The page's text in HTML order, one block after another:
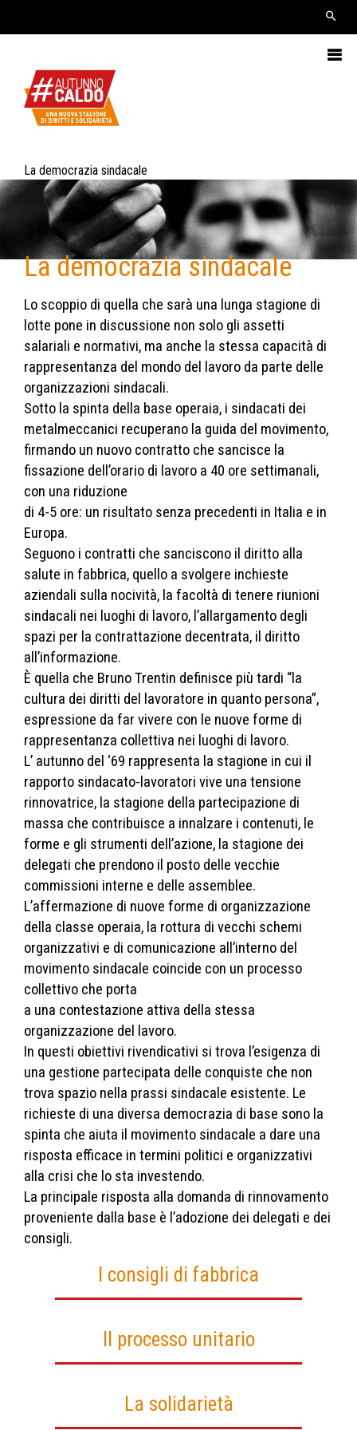
La democrazia sindacale
La democrazia sindacale
Lo scoppio di quella che sarà una lunga stagione di
lotte pone in discussione non solo gli assetti
salariali e normativi, ma anche la stessa capacità di
rappresentanza del mondo del lavoro da parte delle
organizzazioni sindacali.
Sotto la spinta della base operaia, i sindacati dei
metalmeccanici recuperano la guida del movimento,
firmando un nuovo contratto che sancisce la
fissazione dell’orario di lavoro a 40 ore settimanali,
con una riduzione
di 4-5 ore: un risultato senza precedenti in Italia e in
Europa.
Seguono i contratti che sanciscono il diritto alla
salute in fabbrica, quello a svolgere inchieste
aziendali sulla nocività, la facoltà di tenere riunioni
sindacali nei luoghi di lavoro, l’allargamento degli
spazi per la contrattazione decentrata, il diritto
all’informazione.
È quella che Bruno Trentin definisce più tardi “la
cultura dei diritti del lavoratore in quanto persona”,
espressione da far vivere con le nuove forme di
rappresentanza collettiva nei luoghi di lavoro.
L’ autunno del ‘69 rappresenta la stagione in cui il
rapporto sindacato-lavoratori vive una tensione
rinnovatrice, la stagione della partecipazione di
massa che contribuisce a innalzare i contenuti, le
forme e gli strumenti dell’azione, la stagione dei
delegati che prendono il posto delle vecchie
commissioni interne e delle assemblee.
L’affermazione di nuove forme di organizzazione
della classe operaia, la rottura di vecchi schemi
organizzativi e di comunicazione all’interno del
movimento sindacale coincide con un processo
collettivo che porta
a una contestazione attiva della stessa
organizzazione del lavoro.
In questi obiettivi rivendicativi si trova l’esigenza di
una gestione partecipata delle conquiste che non
trova spazio nella prassi sindacale esistente. Le
richieste di una diversa democrazia di base sono la
spinta che aiuta il movimento sindacale a dare una
risposta efficace in termini politici e organizzativi
alla crisi che lo sta investendo.
La principale risposta alla domanda di rinnovamento
proveniente dalla base è l’adozione dei delegati e dei
consigli.
I consigli di fabbrica
Il processo unitario
La solidarietà